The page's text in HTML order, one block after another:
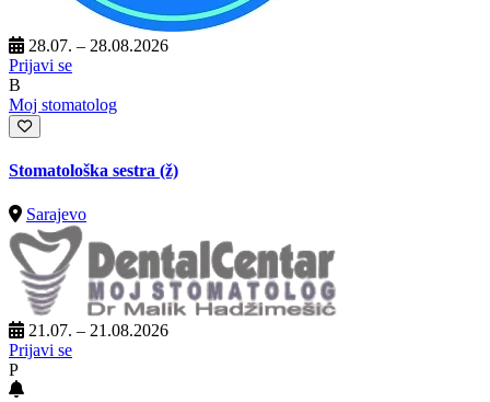
28.07. – 28.08.2026
Prijavi se
B
Moj stomatolog
Stomatološka sestra (ž)
Sarajevo
21.07. – 21.08.2026
Prijavi se
P